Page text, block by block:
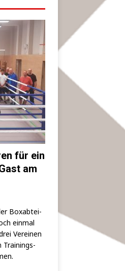
für ein
am
Box­ab­tei­
ein­mal
Ver­ei­nen
Trai­nings­